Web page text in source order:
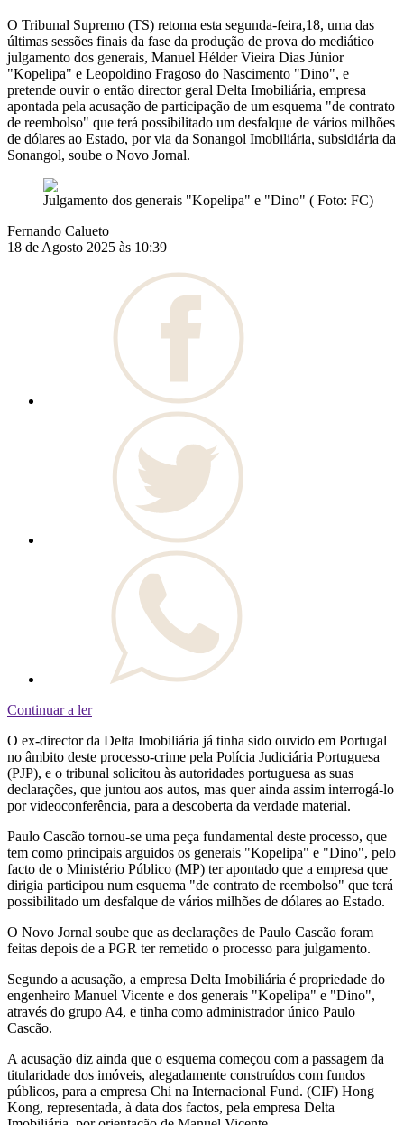
O Tribunal Supremo (TS) retoma esta segunda-feira,18, uma das
últimas sessões finais da fase da produção de prova do mediático
julgamento dos generais, Manuel Hélder Vieira Dias Júnior
"Kopelipa" e Leopoldino Fragoso do Nascimento "Dino", e
pretende ouvir o então director geral Delta Imobiliária, empresa
apontada pela acusação de participação de um esquema "de contrato
de reembolso" que terá possibilitado um desfalque de vários milhões
de dólares ao Estado, por via da Sonangol Imobiliária, subsidiária da
Sonangol, soube o Novo Jornal.
Julgamento dos generais "Kopelipa" e "Dino" ( Foto: FC)
Fernando Calueto
18 de Agosto 2025 às 10:39
Continuar a ler
O ex-director da Delta Imobiliária já tinha sido ouvido em Portugal
no âmbito deste processo-crime pela Polícia Judiciária Portuguesa
(PJP), e o tribunal solicitou às autoridades portuguesa as suas
declarações, que juntou aos autos, mas quer ainda assim interrogá-lo
por videoconferência, para a descoberta da verdade material.
Paulo Cascão tornou-se uma peça fundamental deste processo, que
tem como principais arguidos os generais "Kopelipa" e "Dino", pelo
facto de o Ministério Público (MP) ter apontado que a empresa que
dirigia participou num esquema "de contrato de reembolso" que terá
possibilitado um desfalque de vários milhões de dólares ao Estado.
O Novo Jornal soube que as declarações de Paulo Cascão foram
feitas depois de a PGR ter remetido o processo para julgamento.
Segundo a acusação, a empresa Delta Imobiliária é propriedade do
engenheiro Manuel Vicente e dos generais "Kopelipa" e "Dino",
através do grupo A4, e tinha como administrador único Paulo
Cascão.
A acusação diz ainda que o esquema começou com a passagem da
titularidade dos imóveis, alegadamente construídos com fundos
públicos, para a empresa Chi na Internacional Fund. (CIF) Hong
Kong, representada, à data dos factos, pela empresa Delta